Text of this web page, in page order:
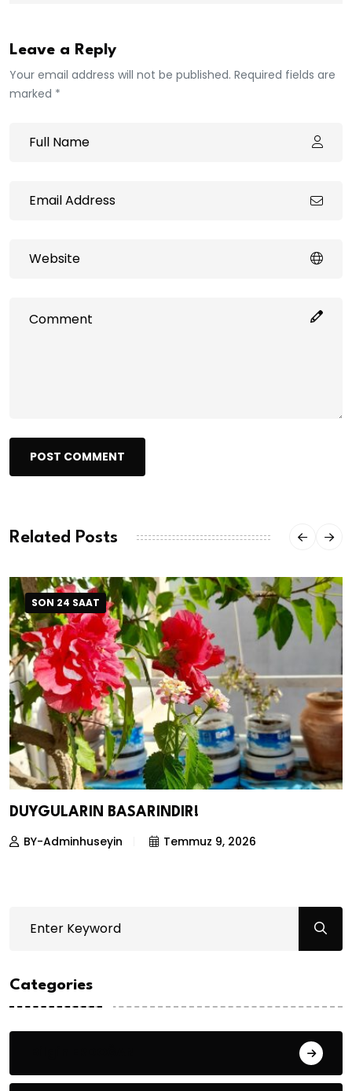
Leave a Reply
Your email address will not be published. Required fields are
marked *
POST COMMENT
Related Posts
SON 24 SAAT
DUYGULARIN BASARINDIR!
BY-Adminhuseyin Temmuz 9, 2026
Categories